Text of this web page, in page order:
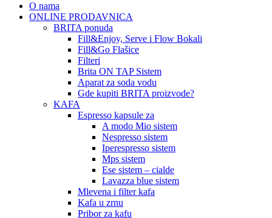
O nama
ONLINE PRODAVNICA
BRITA ponuda
Fill&Enjoy, Serve i Flow Bokali
Fill&Go Flašice
Filteri
Brita ON TAP Sistem
Aparat za soda vodu
Gde kupiti BRITA proizvode?
KAFA
Espresso kapsule za
A modo Mio sistem
Nespresso sistem
Iperespresso sistem
Mps sistem
Ese sistem – cialde
Lavazza blue sistem
Mlevena i filter kafa
Kafa u zrnu
Pribor za kafu